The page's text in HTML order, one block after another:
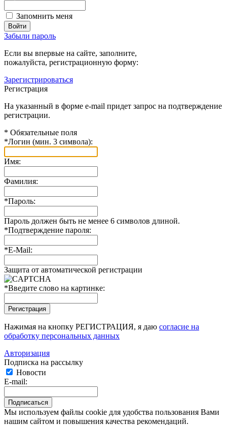
Запомнить меня
Забыли пароль
Если вы впервые на сайте, заполните,
пожалуйста, регистрационную форму:
Зарегистрироваться
Регистрация
На указанный в форме e-mail придет запрос на подтверждение
регистрации.
* Обязательные поля
*Логин (мин. 3 символа):
Имя:
Фамилия:
*Пароль:
Пароль должен быть не менее 6 символов длиной.
*Подтверждение пароля:
*E-Mail:
Защита от автоматической регистрации
*Введите слово на картинке:
Нажимая на кнопку РЕГИСТРАЦИЯ, я даю согласие на
обработку персональных данных
Авторизация
Подписка на рассылку
Новости
E-mail:
Мы используем файлы cookie для удобства пользования Вами
нашим сайтом и повышения качества рекомендаций.